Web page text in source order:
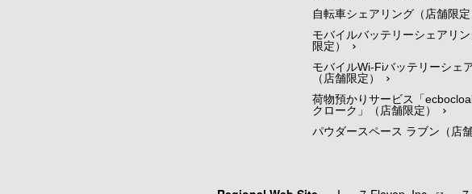
自転車シェアリング（店舗限定
モバイルバッテリーシェアリ
限定）
モバイルWi-Fiバッテリーシェ
（店舗限定）
荷物預かりサービス「
クローク」（店舗限定）
パウダースペース ラブン（店舗